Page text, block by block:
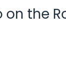
on the